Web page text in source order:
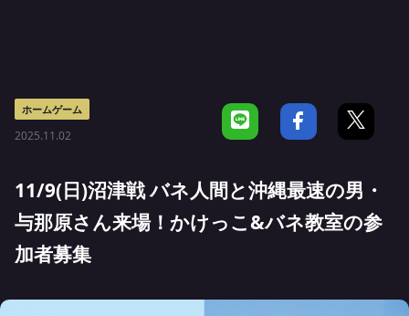
ホームゲーム
2025.11.02
11/9(日)沼津戦 バネ人間と沖縄最速の男・
与那原さん来場！かけっこ&バネ教室の参
加者募集